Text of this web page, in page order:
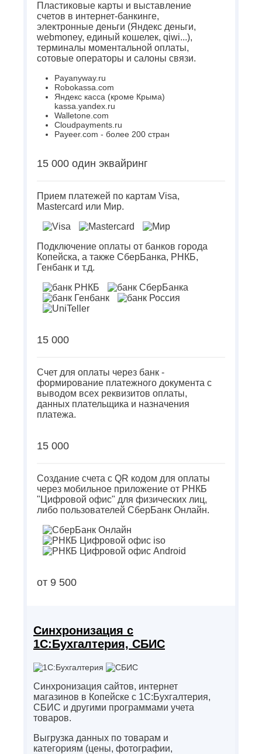
Пластиковые карты и выставление
счетов в интернет-банкинге,
электронные деньги (Яндекс деньги,
webmoney, единый кошелек, qiwi...),
терминалы моментальной оплаты,
сотовые операторы и салоны связи.
Payanyway.ru
Robokassa.com
Яндекс касса (кроме Крыма)
kassa.yandex.ru
Walletone.com
Cloudpayments.ru
Payeer.com - более 200 стран
15 000 один эквайринг
Прием платежей по картам Visa,
Mastercard или Мир.
Подключение оплаты от банков города
Копейска, а также СберБанка, РНКБ,
Генбанк и т.д.
15 000
Счет для оплаты через банк -
формирование платежного документа с
выводом всех реквизитов оплаты,
данных плательщика и назначения
платежа.
15 000
Создание счета с QR кодом для оплаты
через мобильное приложение от РНКБ
"Цифровой офис" для физических лиц,
либо пользователей СберБанк Онлайн.
от 9 500
Синхронизация с
1С:Бухгалтерия, СБИС
Синхронизация сайтов, интернет
магазинов в Копейске с 1С:Бухгалтерия,
СБИС и другими программами учета
товаров.
Выгрузка данных по товарам и
категориям (цены, фотографии,